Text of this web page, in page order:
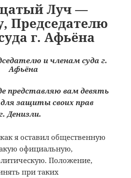
Луч —
Председателю
г. Афьёна
и членам суда г.
Афьёна
представляю вам девять
защиты своих прав
Денизли.
я оставил общественную
официальную,
Положение,
при таких